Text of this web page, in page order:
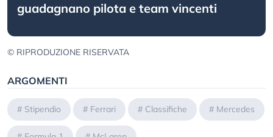
guadagnano pilota e team vincenti
© RIPRODUZIONE RISERVATA
ARGOMENTI
# Stipendio # Ferrari # Classifiche # Mercedes